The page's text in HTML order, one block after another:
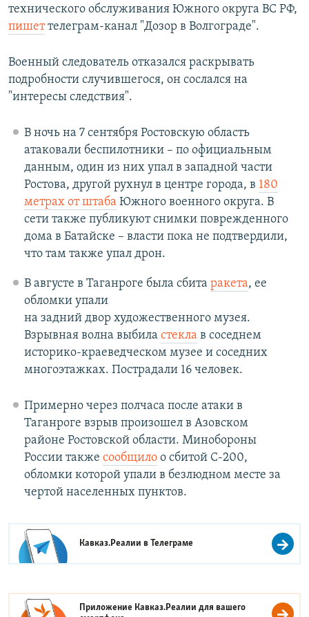
технического обслуживания Южного округа ВС РФ,
пишеттелеграм-канал "Дозор в Волгограде".
Военный следователь отказался раскрывать
подробности случившегося, он сослался на
"интересы следствия".
В ночь на 7 сентября Ростовскую область
атаковали беспилотники – по официальным
данным, один из них упал в западной части
Ростова, другой рухнул в центре города, в 180
метрах от штаба Южного военного округа. В
сети также публикуют снимки поврежденного
дома в Батайске – власти пока не подтвердили,
что там также упал дрон.
В августе в Таганроге была сбита ракета, ее
обломки упали
на задний двор художественного музея.
Взрывная волна выбила стекла в соседнем
историко-краеведческом музее и соседних
многоэтажках. Пострадали 16 человек.
Примерно через полчаса после атаки в
Таганроге взрыв произошел в Азовском
районе Ростовской области. Минобороны
России также сообщилоо сбитой С-200,
обломки которой упали в безлюдном месте за
чертой населенных пунктов.
Кавказ.Реалии вТелеграме
Приложение Кавказ.Реалии для вашего